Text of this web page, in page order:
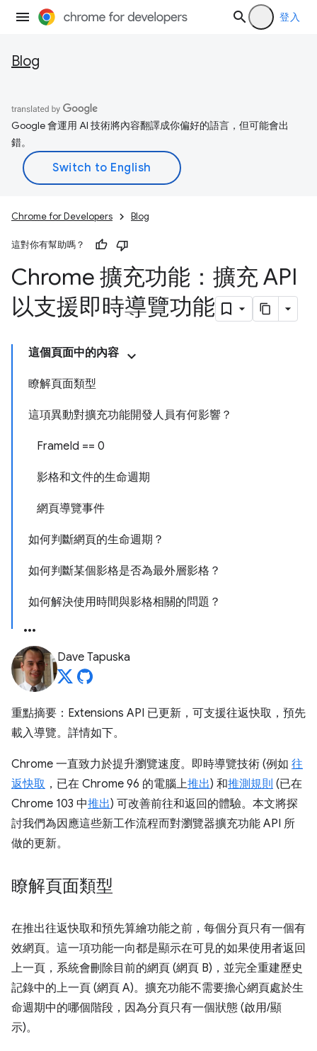
登入
Blog
Google 會運用 AI 技術將內容翻譯成你偏好的語言，但可能會出
錯。
Chrome for Developers Blog
這對你有幫助嗎？
Chrome 擴充功能：擴充 API
以支援即時導覽功能
這個頁面中的內容
瞭解頁面類型
這項異動對擴充功能開發人員有何影響？
FrameId == 0
影格和文件的生命週期
網頁導覽事件
如何判斷網頁的生命週期？
如何判斷某個影格是否為最外層影格？
如何解決使用時間與影格相關的問題？
Dave Tapuska
重點摘要：Extensions API 已更新，可支援往返快取，預先
載入導覽。詳情如下。
Chrome 一直致力於提升瀏覽速度。即時導覽技術 (例如 往
返快取 ，已在 Chrome 96 的電腦上推出) 和推測規則 (已在
Chrome 103 中推出) 可改善前往和返回的體驗。本文將探
討我們為因應這些新工作流程而對瀏覽器擴充功能 API 所
做的更新。
瞭解頁面類型
在推出往返快取和預先算繪功能之前，每個分頁只有一個有
效網頁。這一項功能一向都是顯示在可見的如果使用者返回
上一頁，系統會刪除目前的網頁 (網頁 B)，並完全重建歷史
記錄中的上一頁 (網頁 A)。擴充功能不需要擔心網頁處於生
命週期中的哪個階段，因為分頁只有一個狀態 (啟用/顯
示)。